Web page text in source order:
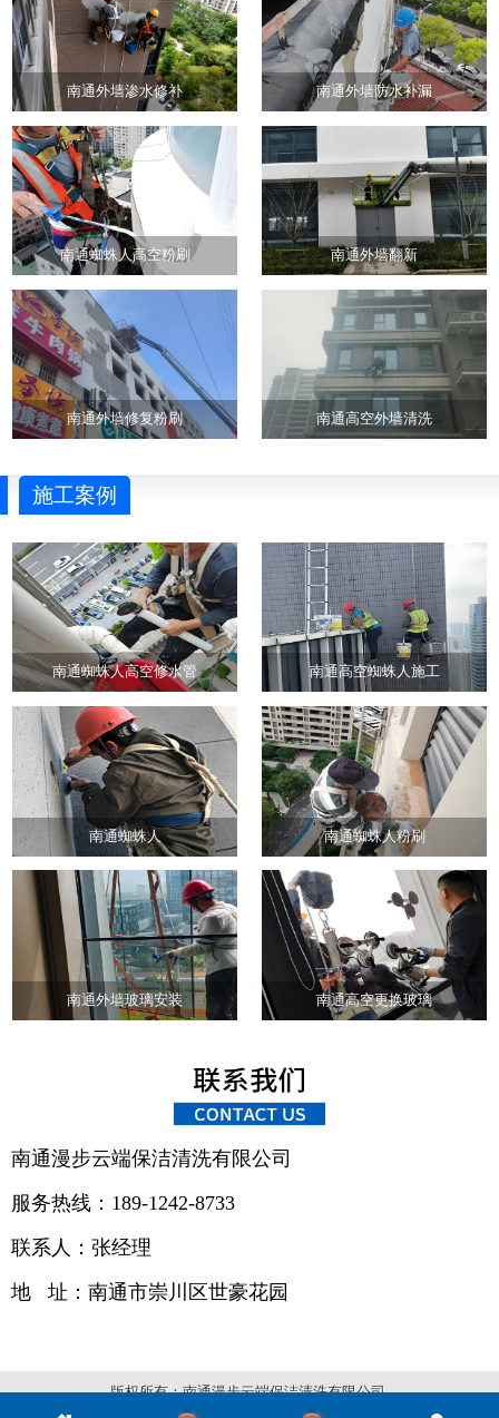
南通外墙渗水修补 南通外墙防水补漏
南通蜘蛛人高空粉刷 南通外墙翻新
南通外墙修复粉刷 南通高空外墙清洗
施工案例
南通蜘蛛人高空修水管 南通高空蜘蛛人施工
南通蜘蛛人 南通蜘蛛人粉刷
南通外墙玻璃安装 南通高空更换玻璃
南通漫步云端保洁清洗有限公司
服务热线：189-1242-8733
联系人：张经理
地 址： 南通市崇川区世豪花园
版权所有：南通漫步云端保洁清洗有限公司